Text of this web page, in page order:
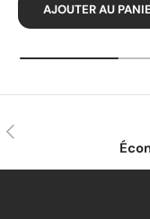
AJOUTER AU
PRÉCÉDENT